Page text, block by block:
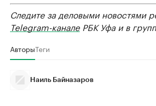
Следите за деловыми новостями
Telegram-каналеРБК Уфа и в
АвторыТеги
Наиль Байназаров